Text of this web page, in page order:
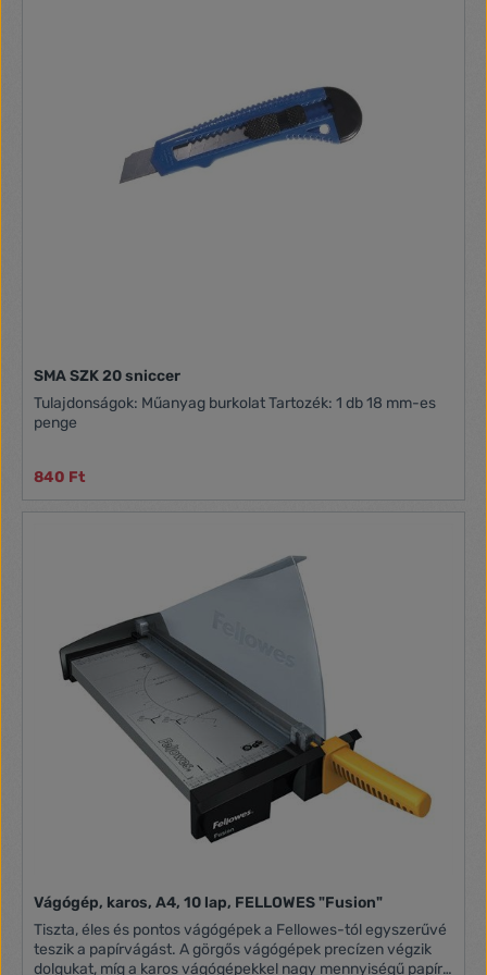
SMA SZK 20 sniccer
Tulajdonságok: Műanyag burkolat Tartozék: 1 db 18 mm-es
penge
840 Ft
Vágógép, karos, A4, 10 lap, FELLOWES "Fusion"
Tiszta, éles és pontos vágógépek a Fellowes-tól egyszerűvé
teszik a papírvágást. A görgős vágógépek precízen végzik
dolgukat, míg a karos vágógépekkel nagy mennyiségű papírt